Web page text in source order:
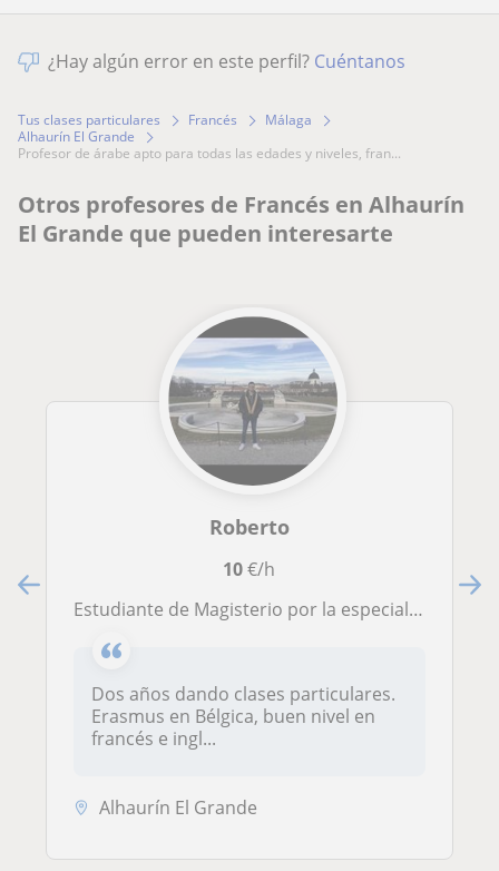
¿Hay algún error en este perfil? Cuéntanos
Tus clases particulares Francés
Málaga
Alhaurín El Grande
profesor de árabe apto para todas las edades y niveles, fran...
Otros profesores de Francés en Alhaurín
El Grande que pueden interesarte
Roberto
10€/h
Estudiante de Magisterio por la especialidad de francés. Erasmus en Bélgica, buen nivel de francés y de inglés. Clases a cualquier asignatura de primaria
Dos años dando clases particulares.
Erasmus en Bélgica, buen nivel en
francés e ingl...
Alhaurín El Grande